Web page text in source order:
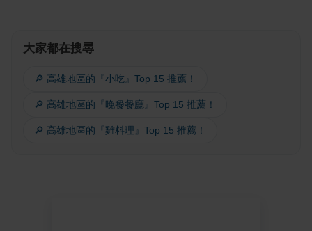
大家都在搜尋
🔎 高雄地區的『小吃』Top 15 推薦！
🔎 高雄地區的『晚餐餐廳』Top 15 推薦！
🔎 高雄地區的『雞料理』Top 15 推薦！